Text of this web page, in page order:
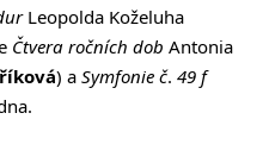
Leopolda Koželuha
Čtvera ročních dob Antonia
) a Symfonie č. 49 f